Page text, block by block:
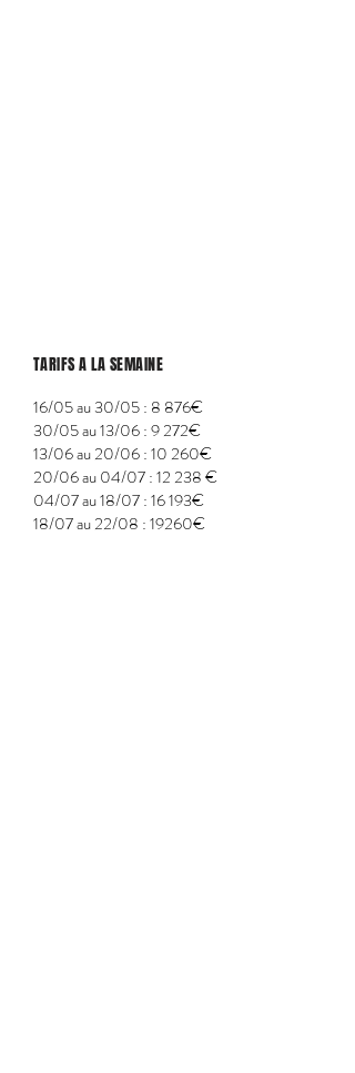
TARIFS A LA SEMAINE
16/05 au 30/05 : 8 876€
30/05 au 13/06 : 9 272€
13/06 au 20/06 : 10 260€
20/06 au 04/07 : 12 238 €
04/07 au 18/07 : 16 193€
18/07 au 22/08 : 19260€